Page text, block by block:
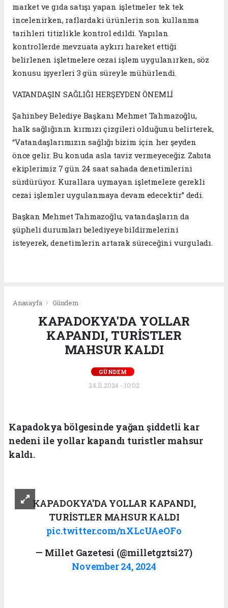
market ve gıda satışı yapan işletmeler tek tek
incelenirken, raflardaki ürünlerin son kullanma
tarihleri titizlikle kontrol edildi. Yapılan
kontrollerde mevzuata aykırı hareket ettiği
belirlenen işletmelere cezai işlem uygulanırken, söz
konusu işyerleri 3 gün süreyle mühürlendi.
VATANDAŞIN SAĞLIĞI HERŞEYDEN ÖNEMLİ
Şahinbey Belediye Başkanı Mehmet Tahmazoğlu,
halk sağlığının kırmızı çizgileri olduğunu belirterek,
“Vatandaşlarımızın sağlığı bizim için her şeyden
önce gelir. Bu konuda asla taviz vermeyeceğiz. Zabıta
ekiplerimiz 7 gün 24 saat sahada denetimlerini
sürdürüyor. Kurallara uymayan işletmelere gerekli
cezai işlemler uygulanmaya devam edecektir” dedi.
Başkan Mehmet Tahmazoğlu, vatandaşların da
şüpheli durumları belediyeye bildirmelerini
isteyerek, denetimlerin artarak süreceğini vurguladı.
Anasayfa Gündem
KAPADOKYA'DA YOLLAR
KAPANDI, TURİSTLER
MAHSUR KALDI
GÜNDEM
24.11.2024 - 10:02
Kapadokya bölgesinde yağan şiddetli kar
nedeni ile yollar kapandı turistler mahsur
kaldı.
KAPADOKYA'DA YOLLAR KAPANDI,
TURİSTLER MAHSUR KALDI
pic.twitter.com/nXLcUAeOFo
— Millet Gazetesi (@milletgztsi27)
November 24, 2024